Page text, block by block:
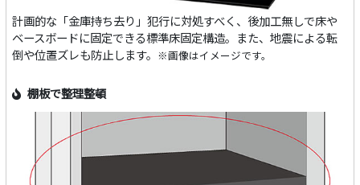
計画的な「金庫持ち去り」犯行に対処すべく、後加工無しで床や
ベースボードに固定できる標準床固定構造。また、地震による転
倒や位置ズレも防止します。 ※画像はイメージです。
棚板で整理整頓